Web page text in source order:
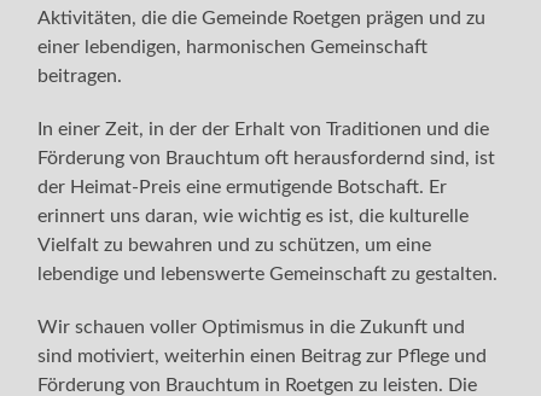
Aktivitäten, die die Gemeinde Roetgen prägen und zu
einer lebendigen, harmonischen Gemeinschaft
beitragen.
In einer Zeit, in der der Erhalt von Traditionen und die
Förderung von Brauchtum oft herausfordernd sind, ist
der Heimat-Preis eine ermutigende Botschaft. Er
erinnert uns daran, wie wichtig es ist, die kulturelle
Vielfalt zu bewahren und zu schützen, um eine
lebendige und lebenswerte Gemeinschaft zu gestalten.
Wir schauen voller Optimismus in die Zukunft und
sind motiviert, weiterhin einen Beitrag zur Pflege und
Förderung von Brauchtum in Roetgen zu leisten. Die